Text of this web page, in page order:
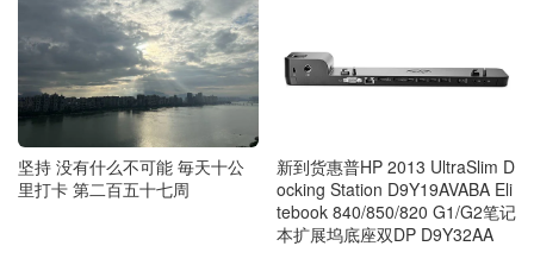
坚持 没有什么不可能 毎天十公
里打卡 第二百五十七周
新到货惠普HP 2013 UltraSlim D
ocking Station D9Y19AVABA Eli
tebook 840/850/820 G1/G2笔记
本扩展坞底座双DP D9Y32AA